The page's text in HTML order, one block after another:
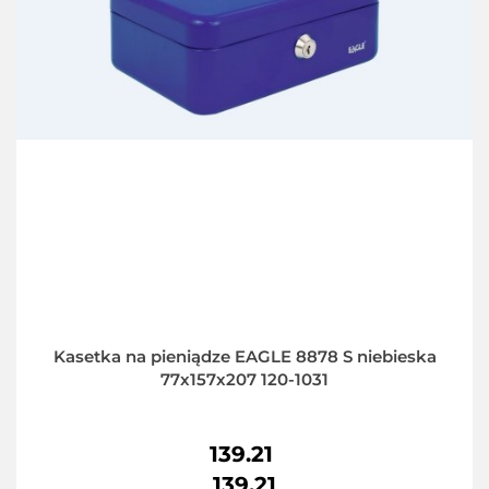
Kasetka na pieniądze EAGLE 8878 S niebieska
77x157x207 120-1031
139.21